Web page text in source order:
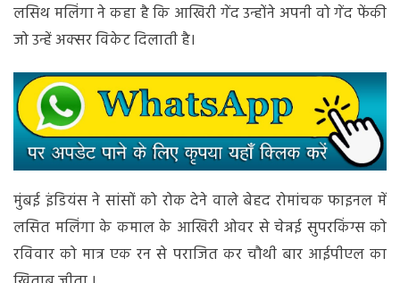
बना
लसिथ मलिंगा ने कहा है कि आखिरी गेंद उन्होंने अपनी वो गेंद फेंकी
जो उन्हें अक्सर विकेट दिलाती है।
मुंबई इंडियंस ने सांसों को रोक देने वाले बेहद रोमांचक फाइनल में
लसित मलिंगा के कमाल के आखिरी ओवर से चेन्नई सुपरकिंग्स को
रविवार को मात्र एक रन से पराजित कर चौथी बार आईपीएल का